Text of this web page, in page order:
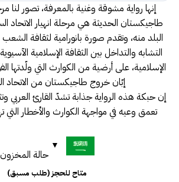
إنها رواية مشوقة وغنية بالمعرفة، تصور لنا
طاجيكستان الحديثة هي مرحلة انهيار الاتحاد
البلد منه، وتقدم صورة بانورامية لثقافة
التشابه والتداخل بين الثقافة الإسلامية
الإسلامية، على أرضية من الكوارث التي ولّدتها
إبّان خروج طاجيكستان من الاتحاد
إن حبكة هذه الرواية جذابة تشدّ القارئ العربي
تعمق وعيه في مواجهة الكوارث والأخطار التي
حالة
متاح للحجز (طلب مسبق)